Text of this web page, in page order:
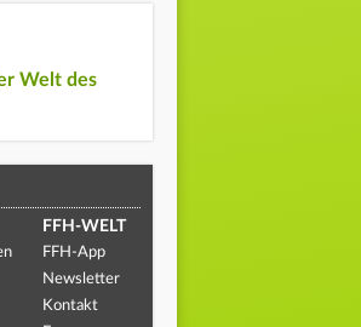
Welt des
FFH-WELT
FFH-App
Newsletter
Kontakt